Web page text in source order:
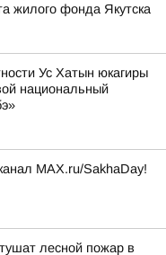
жилого фонда Якутска
Ус Хатын юкагиры
национальный
MAX.ru/SakhaDay!
лесной пожар в